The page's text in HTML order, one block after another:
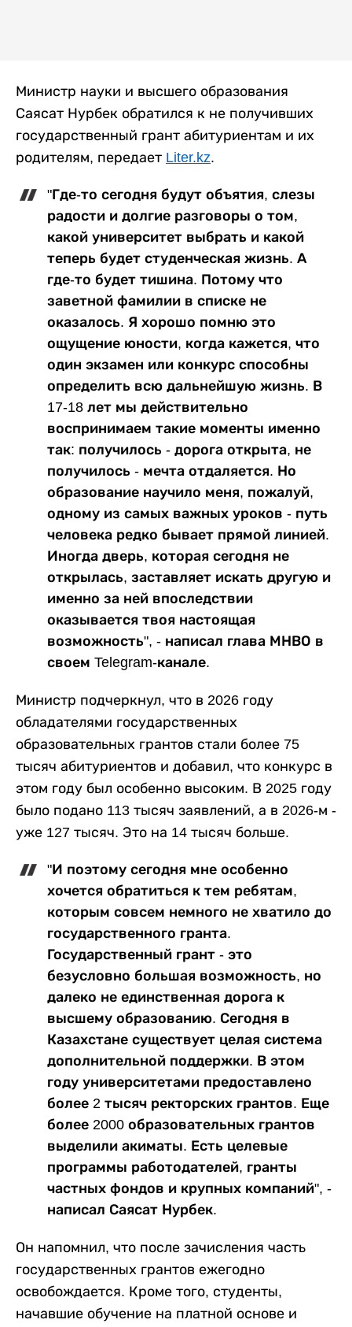
Министр науки и высшего образования
Саясат Нурбек обратился к не получивших
государственный грант абитуриентам и их
родителям, передает Liter.kz.
"Где-то сегодня будут объятия, слезы
радости и долгие разговоры о том,
какой университет выбрать и какой
теперь будет студенческая жизнь. А
где-то будет тишина. Потому что
заветной фамилии в списке не
оказалось. Я хорошо помню это
ощущение юности, когда кажется, что
один экзамен или конкурс способны
определить всю дальнейшую жизнь. В
17-18 лет мы действительно
воспринимаем такие моменты именно
так: получилось - дорога открыта, не
получилось - мечта отдаляется. Но
образование научило меня, пожалуй,
одному из самых важных уроков - путь
человека редко бывает прямой линией.
Иногда дверь, которая сегодня не
открылась, заставляет искать другую и
именно за ней впоследствии
оказывается твоя настоящая
возможность", - написал глава МНВО в
своем Telegram-канале.
Министр подчеркнул, что в 2026 году
обладателями государственных
образовательных грантов стали более 75
тысяч абитуриентов и добавил, что конкурс в
этом году был особенно высоким. В 2025 году
было подано 113 тысяч заявлений, а в 2026-м -
уже 127 тысяч. Это на 14 тысяч больше.
"И поэтому сегодня мне особенно
хочется обратиться к тем ребятам,
которым совсем немного не хватило до
государственного гранта.
Государственный грант - это
безусловно большая возможность, но
далеко не единственная дорога к
высшему образованию. Сегодня в
Казахстане существует целая система
дополнительной поддержки. В этом
году университетами предоставлено
более 2 тысяч ректорских грантов. Еще
более 2000 образовательных грантов
выделили акиматы. Есть целевые
программы работодателей, гранты
частных фондов и крупных компаний", -
написал Саясат Нурбек.
Он напомнил, что после зачисления часть
государственных грантов ежегодно
освобождается. Кроме того, студенты,
начавшие обучение на платной основе и